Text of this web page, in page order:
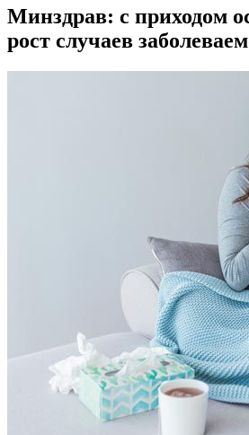
Минздрав: с приходом
рост случаев